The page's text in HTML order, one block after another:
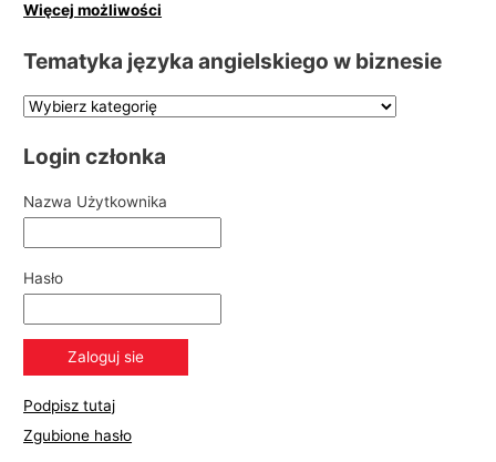
Więcej możliwości
Tematyka języka angielskiego w biznesie
Login członka
Nazwa Użytkownika
Hasło
Podpisz tutaj
Zgubione hasło